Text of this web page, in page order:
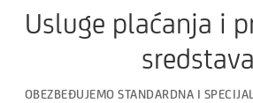
Usluge plaćanja i
sredstava
OBEZBEĐUJEMO STANDARDNA I